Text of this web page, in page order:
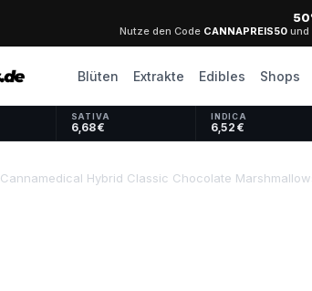
Nutze den Code CANNAPREIS50 und
Blüten Extrakte Edibles Shops
SATIVA
6,68 €
INDICA
6,52 €
Cannamedical Hybrid Classic Chocolate